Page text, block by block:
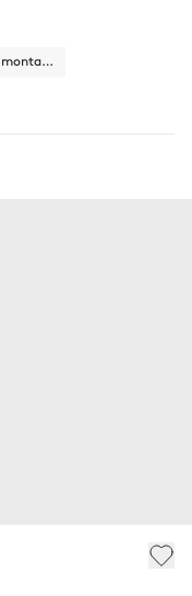
Vue panoramique sur les montagnes